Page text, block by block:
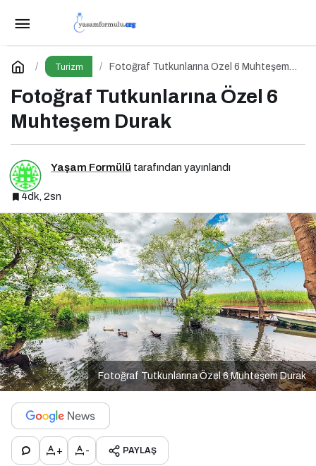
Turizm
Fotoğraf Tutkunlarına Özel 6 Muhteşem
Fotoğraf Tutkunlarına Özel 6
Muhteşem Durak
Yaşam Formülü tarafından yayınlandı
4dk, 2sn
Fotoğraf Tutkunlarına Özel 6 Muhteşem Durak
+ - PAYLAŞ
BookingAgora 2025 TravelXperience ile
seyahat sektörü Six Senses Kocataş Mansions’da bir
araya geldi
Yorum Yap